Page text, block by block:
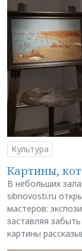
Культура
Картины,
В небольших
sibnovosti.ru
мастеров:
заставляя
картины